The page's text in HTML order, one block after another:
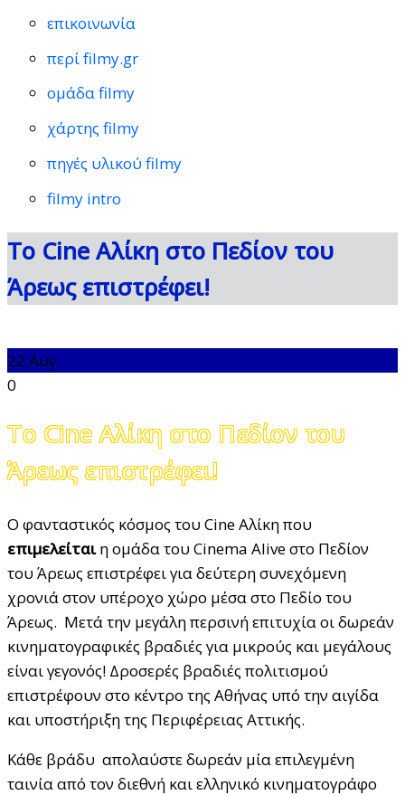
επικοινωνία
περί filmy.gr
ομάδα filmy
χάρτης filmy
πηγές υλικού filmy
filmy intro
To Cine Αλίκη στο Πεδίον του
Άρεως επιστρέφει!
22 Αυγ
0
To Cine Αλίκη στο Πεδίον του
Άρεως επιστρέφει!
Ο φανταστικός κόσμος του Cine Αλίκη που
επιμελείταιη ομάδα του Cinema Alive στο Πεδίον
του Άρεως επιστρέφει για δεύτερη συνεχόμενη
χρονιά στον υπέροχο χώρο μέσα στο Πεδίο του
Άρεως. Μετά την μεγάλη περσινή επιτυχία οι δωρεάν
κινηματογραφικές βραδιές για μικρούς και μεγάλους
είναι γεγονός! Δροσερές βραδιές πολιτισμού
επιστρέφουν στο κέντρο της Αθήνας υπό την αιγίδα
και υποστήριξη της Περιφέρειας Αττικής.
Κάθε βράδυ απολαύστε δωρεάν μία επιλεγμένη
ταινία από τον διεθνή και ελληνικό κινηματογράφο